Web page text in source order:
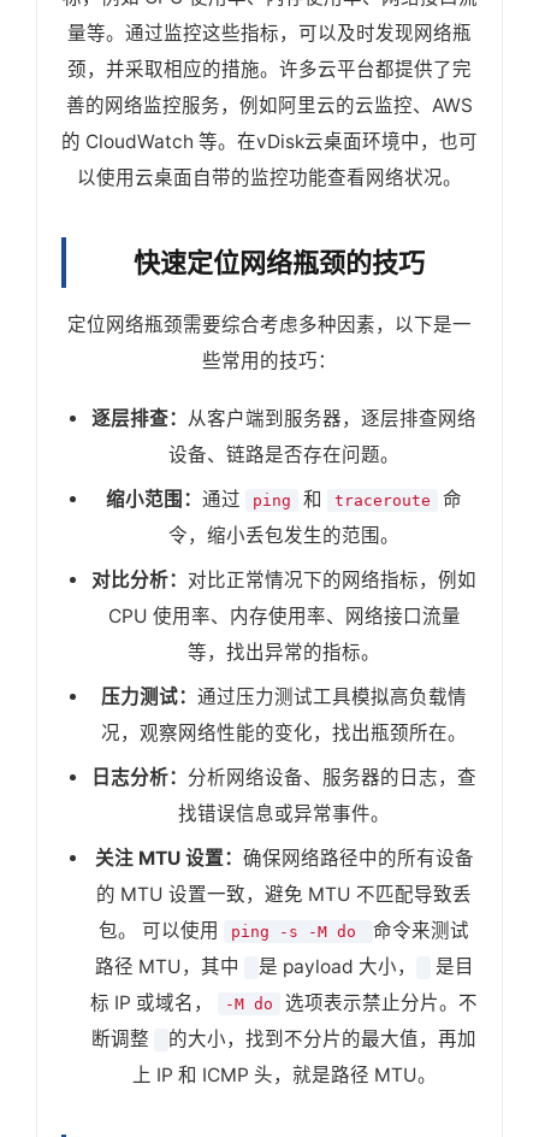
量等。通过监控这些指标，可以及时发现网络瓶
颈，并采取相应的措施。许多云平台都提供了完
善的网络监控服务，例如阿里云的云监控、AWS
的 CloudWatch 等。在vDisk云桌面环境中，也可
以使用云桌面自带的监控功能查看网络状况。
快速定位网络瓶颈的技巧
定位网络瓶颈需要综合考虑多种因素，以下是一
些常用的技巧：
逐层排查： 从客户端到服务器，逐层排查网络
设备、链路是否存在问题。
缩小范围： 通过 ping 和 traceroute
命
令，缩小丢包发生的范围。
对比分析： 对比正常情况下的网络指标，例如
CPU 使用率、内存使用率、网络接口流量
等，找出异常的指标。
压力测试： 通过压力测试工具模拟高负载情
况，观察网络性能的变化，找出瓶颈所在。
日志分析： 分析网络设备、服务器的日志，查
找错误信息或异常事件。
关注 MTU 设置： 确保网络路径中的所有设备
的 MTU 设置一致，避免 MTU 不匹配导致丢
包。 可以使用
ping -s -M do
命令来测试
路径 MTU，其中
是 payload 大小，
是目
标 IP 或域名，
-M do
选项表示禁止分片。不
断调整
的大小，找到不分片的最大值，再加
上 IP 和 ICMP 头，就是路径 MTU。